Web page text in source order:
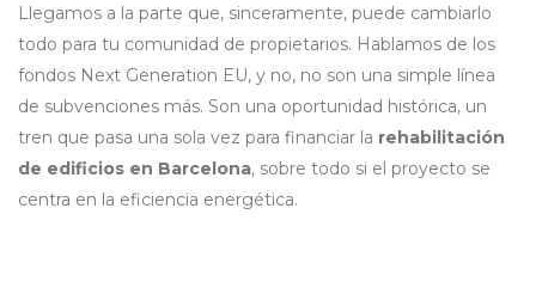
Llegamos a la parte que, sinceramente, puede cambiarlo
todo para tu comunidad de propietarios. Hablamos de los
fondos Next Generation EU, y no, no son una simple línea
de subvenciones más. Son una oportunidad histórica, un
tren que pasa una sola vez para financiar la rehabilitación
de edificios en Barcelona, sobre todo si el proyecto se
centra en la eficiencia energética.